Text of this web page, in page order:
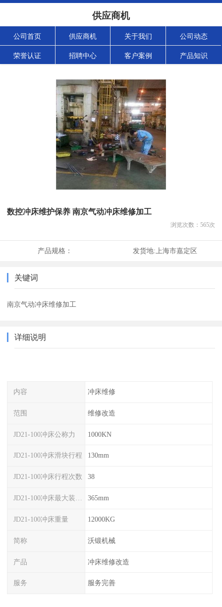
供应商机
公司首页 供应商机 关于我们 公司动态
荣誉认证 招聘中心 客户案例 产品知识
数控冲床维护保养 南京气动冲床维修加工
浏览次数： 565次
产品规格： 发货地: 上海市嘉定区
关键词
南京气动冲床维修加工
详细说明
内容 冲床维修
范围 维修改造
JD21-100冲床公称力 1000KN
JD21-100冲床滑块行程 130mm
JD21-100冲床行程次数 38
365mm
JD21-100冲床重量 12000KG
简称 沃锻机械
产品 冲床维修改造
服务 服务完善